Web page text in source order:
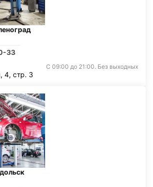
33
С 09:00 до 21:00. Без выходных
4, стр. 3